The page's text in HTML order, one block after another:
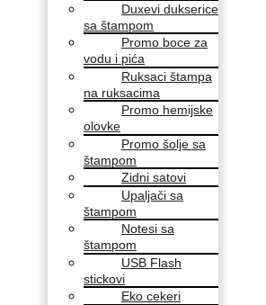
Duxevi dukserice
sa štampom
Promo boce za
vodu i pića
Ruksaci štampa
na ruksacima
Promo hemijske
olovke
Promo šolje sa
štampom
Zidni satovi
Upaljači sa
štampom
Notesi sa
štampom
USB Flash
stickovi
Eko cekeri